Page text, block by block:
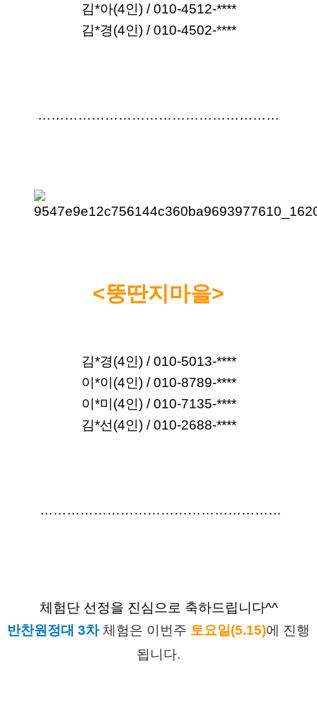
김*아(4인) / 010-4512-****
김*경(4인) / 010-4502-****
………………………………………………
<뚱딴지마을>
김*경(4인) / 010-5013-****
이*이(4인) / 010-8789-****
이*미(4인) / 010-7135-****
김*선(4인) / 010-2688-****
………………………………………………
체험단 선정을 진심으로 축하드립니다^^
반찬원정대 3차 체험은 이번주 토요일(5.15)에 진행
됩니다.